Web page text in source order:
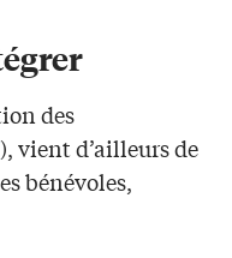
des
), vient d’ailleurs de
bénévoles,